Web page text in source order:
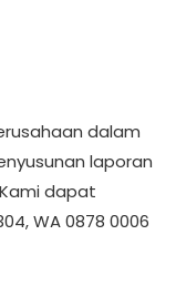
dalam
laporan
dapat
WA 0878 0006